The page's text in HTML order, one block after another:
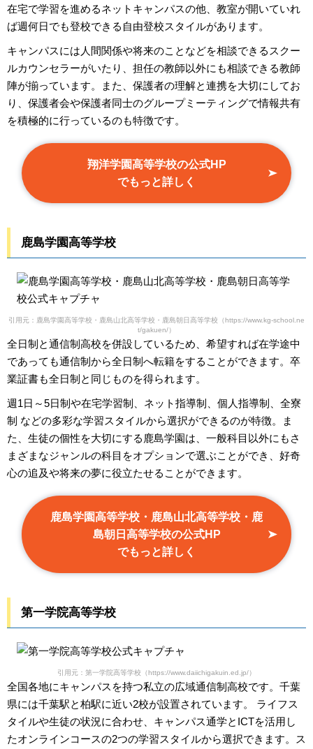
在宅で学習を進めるネットキャンパスの他、教室が開いていれ
ば週何日でも登校できる自由登校スタイルがあります。
キャンパスには人間関係や将来のことなどを相談できるスクー
ルカウンセラーがいたり、担任の教師以外にも相談できる教師
陣が揃っています。また、保護者の理解と連携を大切にしてお
り、保護者会や保護者同士のグループミーティングで情報共有
を積極的に行っているのも特徴です。
翔洋学園高等学校の公式HP
でもっと詳しく
鹿島学園高等学校
引用元：鹿島学園高等学校・鹿島山北高等学校・鹿島朝日高等学校（https://www.kg-school.ne
t/gakuen/）
全日制と通信制高校を併設しているため、希望すれば在学途中
であっても通信制から全日制へ転籍をすることができます。卒
業証書も全日制と同じものを得られます。
週1日～5日制や在宅学習制、ネット指導制、個人指導制、全寮
制 などの多彩な学習スタイルから選択ができるのが特徴。ま
た、生徒の個性を大切にする鹿島学園は、一般科目以外にもさ
まざまなジャンルの科目をオプションで選ぶことができ、好奇
心の追及や将来の夢に役立たせることができます。
鹿島学園高等学校・鹿島山北高等学校・鹿
島朝日高等学校の公式HP
でもっと詳しく
第一学院高等学校
引用元：第一学院高等学校（https://www.daiichigakuin.ed.jp/）
全国各地にキャンパスを持つ私立の広域通信制高校です。千葉
県には千葉駅と柏駅に近い2校が設置されています。 ライフス
タイルや生徒の状況に合わせ、キャンパス通学とICTを活用し
たオンラインコースの2つの学習スタイルから選択できます。ス